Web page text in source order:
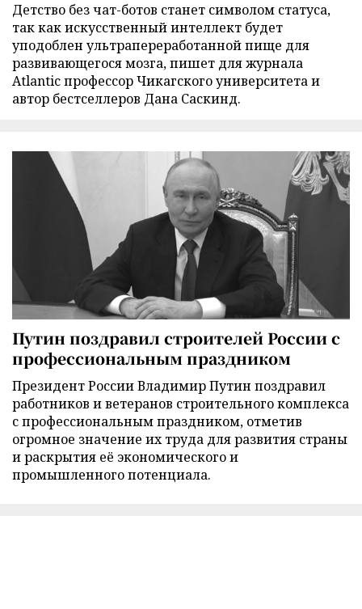
Детство без чат-ботов станет символом статуса,
так как искусственный интеллект будет
уподоблен ультрапереработанной пище для
развивающегося мозга, пишет для журнала
Atlantic профессор Чикагского университета и
автор бестселлеров Дана Саскинд.
Путин поздравил строителей России с
профессиональным праздником
Президент России Владимир Путин поздравил
работников и ветеранов строительного комплекса
с профессиональным праздником, отметив
огромное значение их труда для развития страны
и раскрытия её экономического и
промышленного потенциала.